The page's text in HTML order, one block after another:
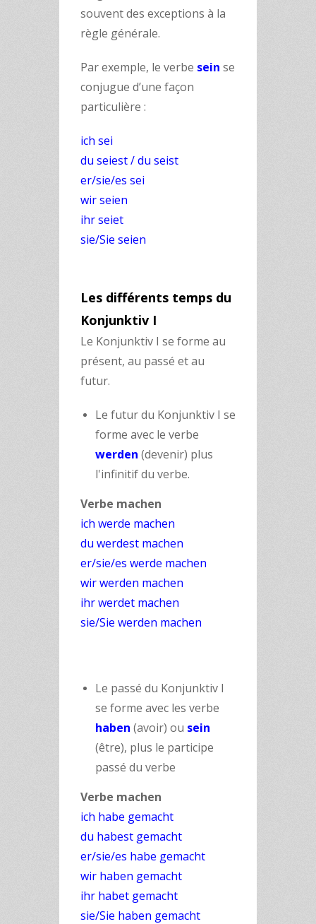
souvent des exceptions à la
règle générale.
Par exemple, le verbe sein se
conjugue d’une façon
particulière :
ich sei
du seiest / du seist
er/sie/es sei
wir seien
ihr seiet
sie/Sie seien
Les différents temps du
Konjunktiv I
Le Konjunktiv I se forme au
présent, au passé et au
futur.
Le futur du Konjunktiv I se
forme avec le verbe
werden (devenir) plus
l'infinitif du verbe.
Verbe machen
ich werde machen
du werdest machen
er/sie/es werde machen
wir werden machen
ihr werdet machen
sie/Sie werden machen
Le passé du Konjunktiv I
se forme avec les verbe
haben (avoir) ou sein
(être), plus le participe
passé du verbe
Verbe machen
ich habe gemacht
du habest gemacht
er/sie/es habe gemacht
wir haben gemacht
ihr habet gemacht
sie/Sie haben gemacht